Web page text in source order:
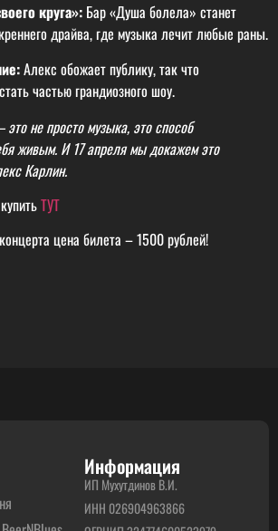
круга»: Бар «Душа болела» станет
драйва, где музыка лечит любые раны.
Алекс обожает публику, так что
частью грандиозного шоу.
не просто музыка, это способ
живым. И 17 апреля мы докажем это
Карлин.
ТУТ
цена билета – 1500 рублей!
Информация
ИП Мухутдинов В.И.
ИНН 026904963866